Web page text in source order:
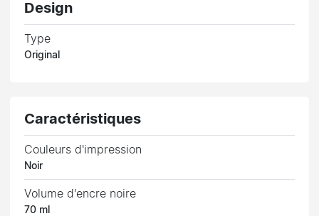
Design
Type
Original
Caractéristiques
Couleurs d'impression
Noir
Volume d'encre noire
70 ml